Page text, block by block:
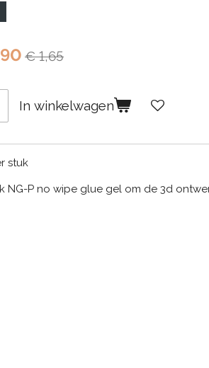
€ 1,65
In winkelwagen
stuk
NG-P no wipe glue gel om de 3d